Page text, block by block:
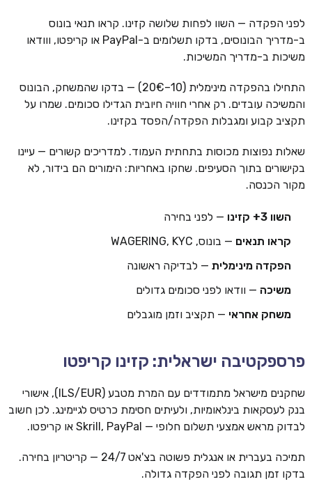
לפני הפקדה — השוו לפחות שלושה קזינו. קראו תנאי בונוס
ב-מדריך הבונוסים, בדקו תשלומים ב-PayPal או קריפטו, ווודאו
משיכות ב-מדריך המשיכות.
התחילו בהפקדה מינימלית (10–20€) — בדקו שהמשחק, הבונוס
והמשיכה עובדים. רק אחרי חוויה חיובית הגדילו סכומים. שמרו על
תקציב קבוע ומגבלות הפקדה/הפסד בקזינו.
שאלות נפוצות מכוסות בתחתית העמוד. למדריכים קשורים — עיינו
בקישורים בתוך הסעיפים. שחקו באחריות: הימורים הם בידור, לא
מקור הכנסה.
השוו 3+ קזינו
— לפני בחירה
קראו תנאים — בונוס, WAGERING, KYC
הפקדה מינימלית — לבדיקה ראשונה
משיכה — וודאו לפני סכומים גדולים
משחק אחראי — תקציב וזמן מוגבלים
פרספקטיבה ישראלית: קזינו קריפטו
שחקנים מישראל מתמודדים עם המרת מטבע (ILS/EUR), אישורי
בנק לעסקאות בינלאומיות, ולעיתים חסימת כרטיס לגיימינג. לכן חשוב
לבדוק מראש אמצעי תשלום חלופי — Skrill, PayPal או קריפטו.
תמיכה בעברית או אנגלית פשוטה בצ'אט 24/7 — קריטריון בחירה.
בדקו זמן תגובה לפני הפקדה גדולה.